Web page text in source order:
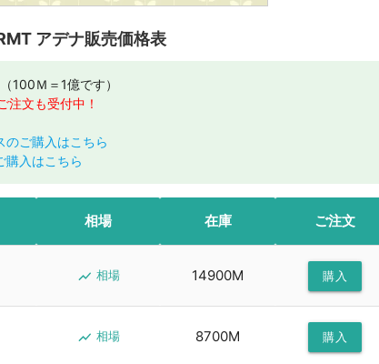
アデナ販売価格表
100Ｍ＝1億です）
注文も受付中！
のご購入はこちら
購入はこちら
相場 在庫 ご注文
show_chart 相場 14900M 購入
show_chart 相場 8700M 購入